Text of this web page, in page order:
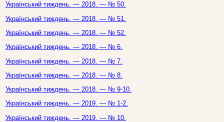
Український тиждень. — 2018. — № 50.
Український тиждень. — 2018. — № 51.
Український тиждень. — 2018. — № 52.
Український тиждень. — 2018. — № 6.
Український тиждень. — 2018. — № 7.
Український тиждень. — 2018. — № 8.
Український тиждень. — 2018. — № 9-10.
Український тиждень. — 2019. — № 1-2.
Український тиждень. — 2019. — № 10.